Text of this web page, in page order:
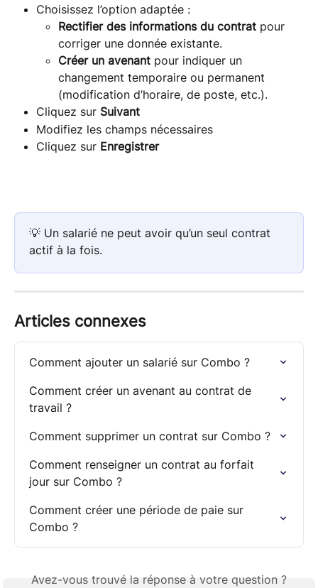
Choisissez l’option adaptée :
Rectifier des informations du contrat pour
corriger une donnée existante.
Créer un avenant pour indiquer un
changement temporaire ou permanent
(modification d’horaire, de poste, etc.).
Cliquez sur Suivant
Modifiez les champs nécessaires
Cliquez sur Enregistrer
💡 Un salarié ne peut avoir qu’un seul contrat
actif à la fois.
Articles connexes
Comment ajouter un salarié sur Combo ?
Comment créer un avenant au contrat de
travail ?
Comment supprimer un contrat sur Combo ?
Comment renseigner un contrat au forfait
jour sur Combo ?
Comment créer une période de paie sur
Combo ?
Avez-vous trouvé la réponse à votre question ?